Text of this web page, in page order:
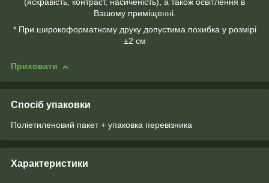
(яскравість, контраст, насиченість), а також освітлення в
Вашому приміщенні.
* При широкоформатному друку допустима похибка у розмірі
±2 см
Приховати
Спосіб упаковки
Поліетиленовий пакет + упаковка перевізника
Характеристики